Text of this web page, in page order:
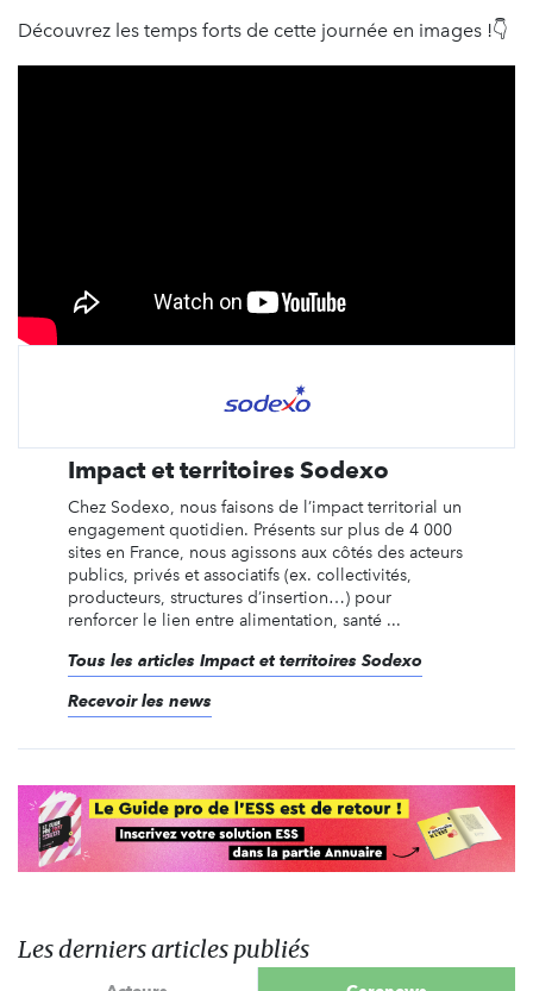
Découvrez les temps forts de cette journée en images !👇
Impact et territoires Sodexo
Chez Sodexo, nous faisons de l’impact territorial un
engagement quotidien. Présents sur plus de 4 000
sites en France, nous agissons aux côtés des acteurs
publics, privés et associatifs (ex. collectivités,
producteurs, structures d’insertion…) pour
renforcer le lien entre alimentation, santé ...
Tous les articles Impact et territoires Sodexo
Recevoir les news
Les derniers articles publiés